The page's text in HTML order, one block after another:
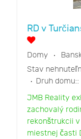
RD v
Domy
Stav
Druh domu::
JMB Reality
zachovalý
rekonštrukcii
miestnej časti